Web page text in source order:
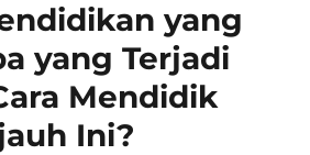
yang
yang Terjadi
Mendidik
Ini?